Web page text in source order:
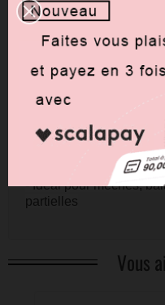
Sans PVC, chlore,
respecte la santé de
en assurant une
Caractéristiques:
- Auto-adhésif et
- Prédécoupé en 30 cm
- Transparent pour un
- 100% recyclable -
- Idéal pour mèches,
partielles
Vous